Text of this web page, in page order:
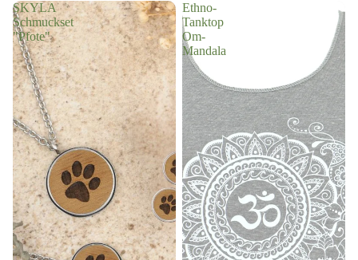
SKYLA
Schmuckset
"Pfote"
Ethno-
Tanktop
Om-
Mandala